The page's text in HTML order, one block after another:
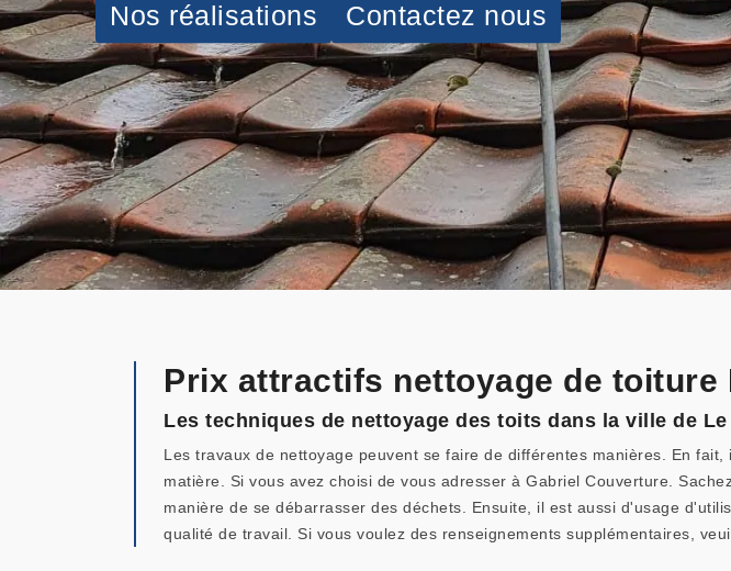
Nos réalisations Contactez nous
Prix attractifs nettoyage de toiture
Les techniques de nettoyage des toits dans la ville de
Les travaux de nettoyage peuvent se faire de différentes manières. En
matière. Si vous avez choisi de vous adresser à Gabriel Couverture.
manière de se débarrasser des déchets. Ensuite, il est aussi d'usage
qualité de travail. Si vous voulez des renseignements supplémentaires,